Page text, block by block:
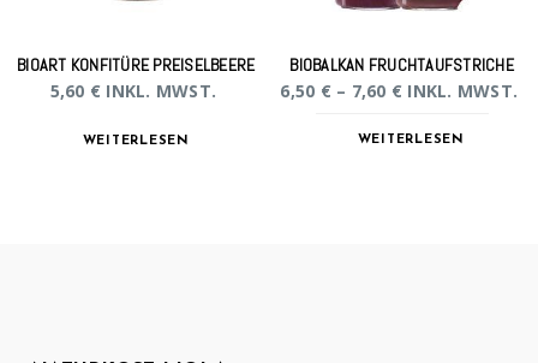
BIOART KONFITÜRE PREISELBEERE
5,60 € INKL. MWST.
WEITERLESEN
BIOBALKAN FRUCHTAUFSTRICHE
6,50 € – 7,60 € INKL. MWST.
WEITERLESEN